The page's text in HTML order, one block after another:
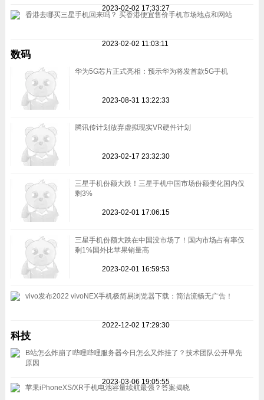
2023-02-02 17:33:27
香港去哪买三星手机回来吗？ 买香港便宜售价手机市场地点和网站
2023-02-02 11:03:11
数码
华为5G芯片正式亮相：预示华为将发首款5G手机
2023-08-31 13:22:33
腾讯传计划放弃虚拟现实VR硬件计划
2023-02-17 23:32:30
三星手机份额大跌！三星手机中国市场份额变化国内仅
剩3%
2023-02-01 17:06:15
三星手机份额大跌在中国没市场了！国内市场占有率仅
剩1%国外比苹果销量高
2023-02-01 16:59:53
vivo发布2022 vivoNEX手机极简易浏览器下载：简洁流畅无广告！
2022-12-02 17:29:30
科技
B站怎么炸崩了哔哩哔哩服务器今日怎么又炸挂了？技术团队公开早先
原因
2023-03-06 19:05:55
苹果iPhoneXS/XR手机电池容量续航最强？答案揭晓